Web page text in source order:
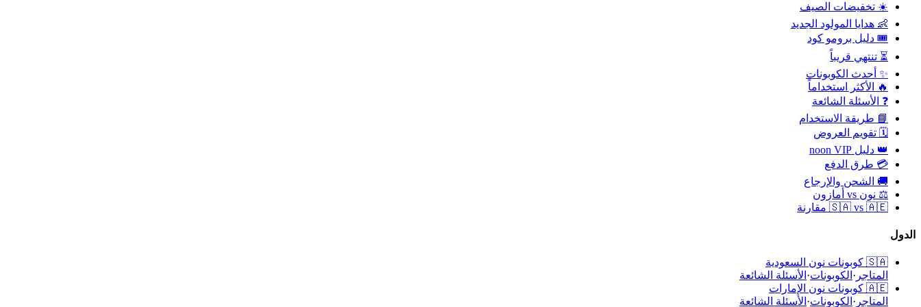
☀️ تخفيضات الصيف
👶 هدايا المولود الجديد
🎟️ دليل برومو كود
⏳ تنتهي قريباً
✨ أحدث الكوبونات
🔥 الأكثر استخداماً
❓ الأسئلة الشائعة
📘 طريقة الاستخدام
🗓️ تقويم العروض
👑 دليل noon VIP
💳 طرق الدفع
🚚 الشحن والإرجاع
⚖️ نون vs أمازون
🇸🇦 vs 🇦🇪 مقارنة
الدول
🇸🇦 كوبونات نون السعودية
المتاجر · الكوبونات· الأسئلة الشائعة
🇦🇪 كوبونات نون الإمارات
المتاجر · الكوبونات· الأسئلة الشائعة